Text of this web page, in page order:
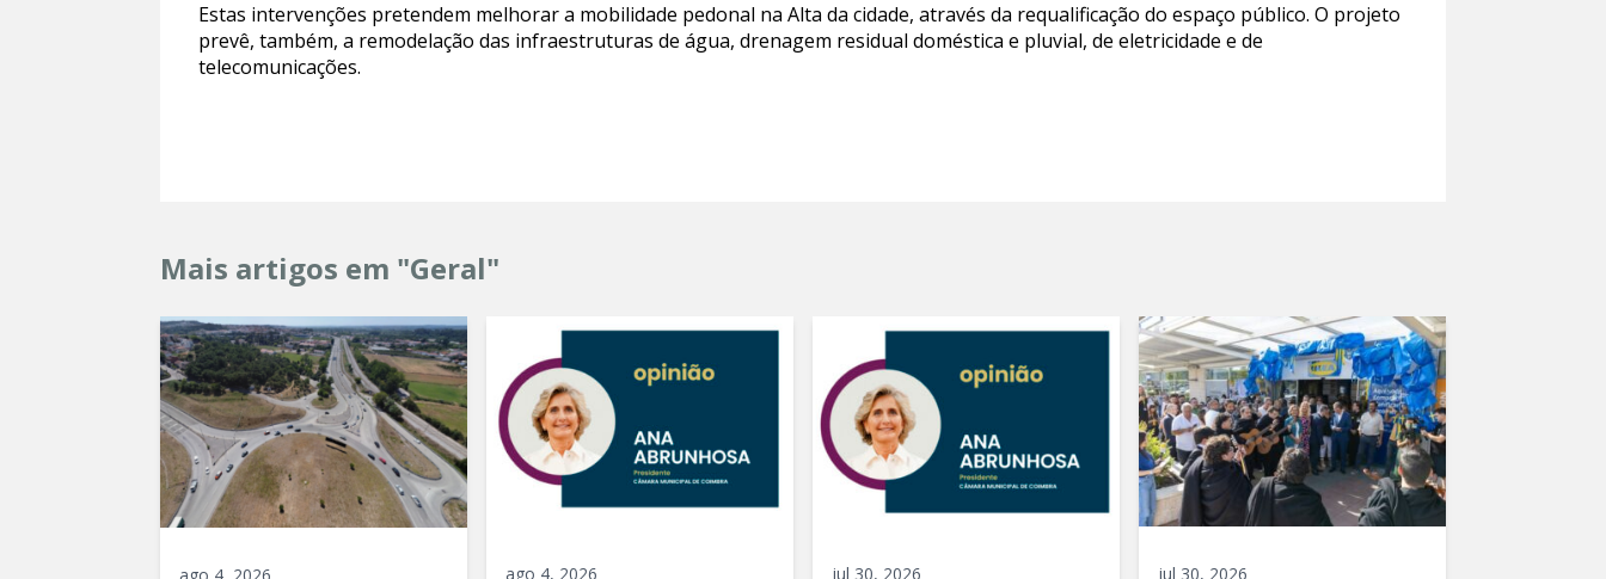
Estas intervenções pretendem melhorar a mobilidade pedonal na Alta da cidade, através da requalificação do espaço público. O projeto
prevê, também, a remodelação das infraestruturas de água, drenagem residual doméstica e pluvial, de eletricidade e de
telecomunicações.
Mais artigos em "Geral"
ago 4, 2026 jul 30, 2026 jul 30, 2026